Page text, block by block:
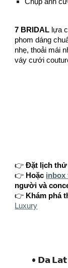
7 BRIDAL lựa
phom dáng
nhẹ, thoải mái
váy cưới
👉Đặt lịch thử
👉 Hoặc inbox
người và
👉 Khám phá
Luxury
• 𝗗𝗮